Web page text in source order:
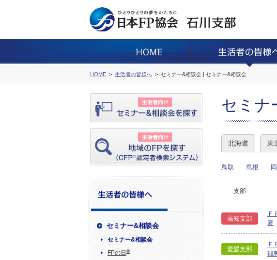
HOME 生活者の皆様へ セミナー&相談会 | セミナー&相談会
セミナー&相談会
セミナー&相談会
FPの日 ®
セミナ
北海道 東
鳥取 島根
支部
高知支部
Ｆ
夏
愛媛支部
Ｆ
銭